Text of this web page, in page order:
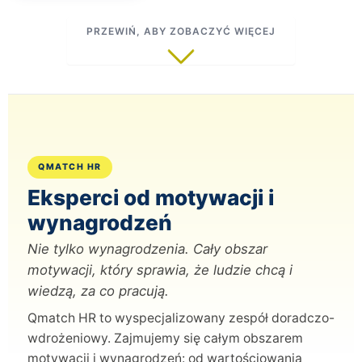
PRZEWIŃ, ABY ZOBACZYĆ WIĘCEJ
QMATCH HR
Eksperci od motywacji i
wynagrodzeń
Nie tylko wynagrodzenia. Cały obszar
motywacji, który sprawia, że ludzie chcą i
wiedzą, za co pracują.
Qmatch HR to wyspecjalizowany zespół doradczo-
wdrożeniowy. Zajmujemy się całym obszarem
motywacji i wynagrodzeń: od wartościowania